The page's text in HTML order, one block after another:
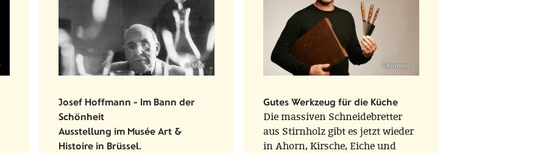
© MAK
Josef Hoffmann - Im Bann der
Schönheit
Ausstellung im Musée Art &
Histoire in Brüssel.
©formost
Gutes Werkzeug für die Küche
Die massiven Schneidebretter
aus Stirnholz gibt es jetzt wieder
in Ahorn, Kirsche, Eiche und